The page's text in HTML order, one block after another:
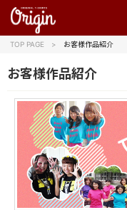
TOP PAGE お客様作品紹介
お客様作品紹介